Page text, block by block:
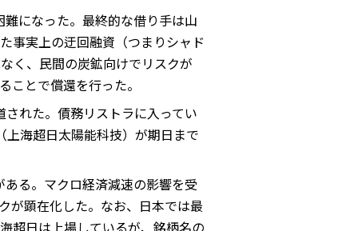
になった。最終的な借り手は山
事実上の迂回融資（つまりシャド
く、民間の炭鉱向けでリスクが
とで償還を行った。
れた。債務リストラに入ってい
海超日太陽能科技）が期日まで
る。マクロ経済減速の影響を受
が顕在化した。なお、日本では最
超日は上場しているが、銘柄名の